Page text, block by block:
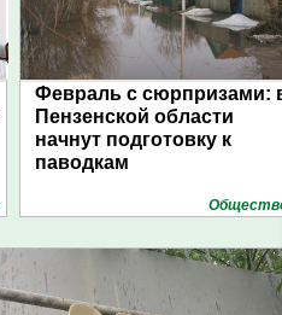
Февраль с сюрпризами:
Пензенской области
начнут подготовку к
паводкам